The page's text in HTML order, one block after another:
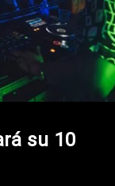
su 10